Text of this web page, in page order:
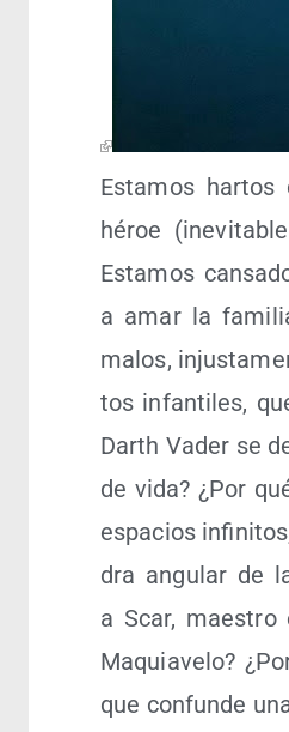
Esta­mos
héroe
Esta­mos
a amar la
malos,
tos infan­ti­les,
Darth Vader se
de vida? ¿Por
espa­cios
dra angu­lar de
a Scar,
Maquia­ve­lo?
que con­fun­de